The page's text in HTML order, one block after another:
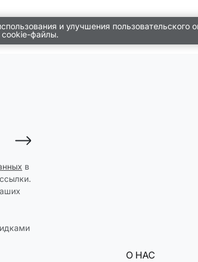
и улучшения пользовательского
файлы.
в
О НАС